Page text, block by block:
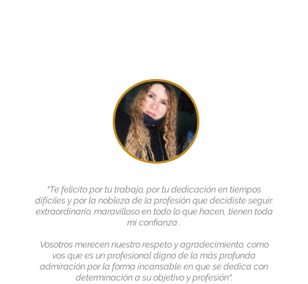
"Te felicito por tu trabajo, por tu dedicación en tiempos
difíciles y por la nobleza de la profesión que decidiste seguir.
extraordinario, maravilloso en todo lo que hacen, tienen toda
mi confianza .
Vosotros merecen nuestro respeto y agradecimiento, como
vos que es un profesional digno de la más profunda
admiración por la forma incansable en que se dedica con
determinación a su objetivo y profesión".